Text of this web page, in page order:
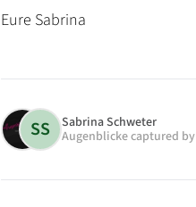
Eure Sabrina
SS
Sabrina Schweter
Augenblicke captured